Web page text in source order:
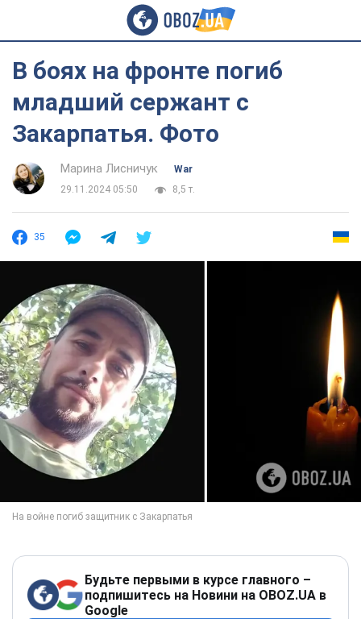
В боях на фронте погиб
младший сержант с
Закарпатья. Фото
Марина Лисничук
War
29.11.2024 05:50
8,5 т.
35
Будьте первыми в курсе главного –
подпишитесь на Новини на OBOZ.UA в
Google